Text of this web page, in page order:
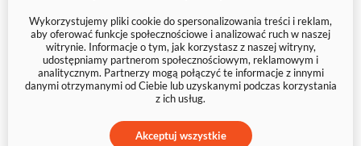
Wykorzystujemy pliki cookie do spersonalizowania treści i reklam,
aby oferować funkcje społecznościowe i analizować ruch w naszej
witrynie. Informacje o tym, jak korzystasz z naszej witryny,
udostępniamy partnerom społecznościowym, reklamowym i
analitycznym. Partnerzy mogą połączyć te informacje z innymi
danymi otrzymanymi od Ciebie lub uzyskanymi podczas korzystania
z ich usług.
Akceptuj wszystkie